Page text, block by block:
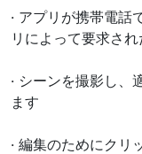
· アプリが携帯電話
リによって要求され
· シーンを撮影し、
ます
· 編集のためにクリ